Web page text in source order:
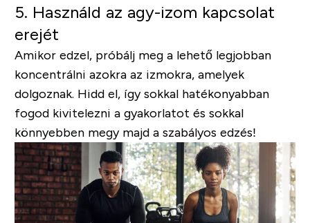
5. Használd az agy-izom kapcsolat
erejét
Amikor edzel, próbálj meg a lehető legjobban
koncentrálni azokra az izmokra, amelyek
dolgoznak. Hidd el, így sokkal hatékonyabban
fogod kivitelezni a gyakorlatot és sokkal
könnyebben megy majd a szabályos edzés!